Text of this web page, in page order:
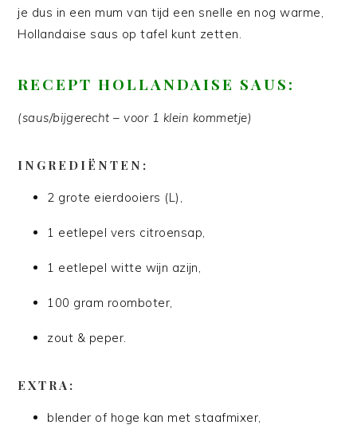
je dus in een mum van tijd een snelle en nog warme,
Hollandaise saus op tafel kunt zetten.
RECEPT HOLLANDAISE SAUS:
(saus/bijgerecht – voor 1 klein kommetje)
INGREDIËNTEN:
2 grote eierdooiers (L),
1 eetlepel vers citroensap,
1 eetlepel witte wijn azijn,
100 gram roomboter,
zout & peper.
EXTRA:
blender of hoge kan met staafmixer,